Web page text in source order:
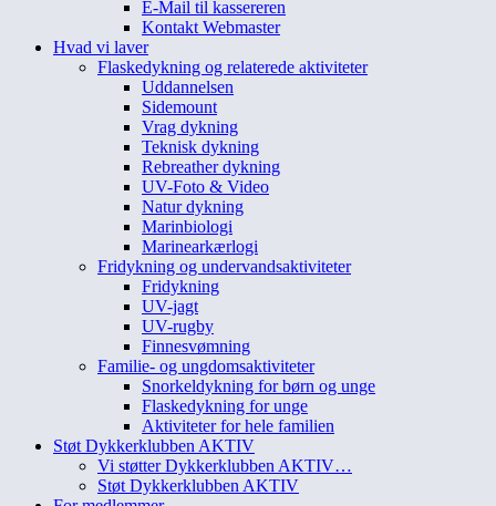
E-Mail til kassereren
Kontakt Webmaster
Hvad vi laver
Flaskedykning og relaterede aktiviteter
Uddannelsen
Sidemount
Vrag dykning
Teknisk dykning
Rebreather dykning
UV-Foto & Video
Natur dykning
Marinbiologi
Marinearkærlogi
Fridykning og undervandsaktiviteter
Fridykning
UV-jagt
UV-rugby
Finnesvømning
Familie- og ungdomsaktiviteter
Snorkeldykning for børn og unge
Flaskedykning for unge
Aktiviteter for hele familien
Støt Dykkerklubben AKTIV
Vi støtter Dykkerklubben AKTIV…
Støt Dykkerklubben AKTIV